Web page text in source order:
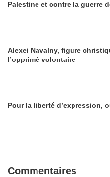
Palestine et contre la guerre
Alexei Navalny, figure
l’opprimé volontaire
Pour la liberté d’expression,
Commentaires